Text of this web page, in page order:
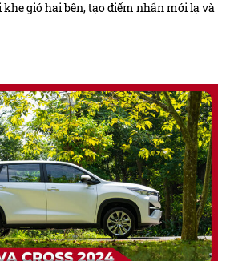
gió hai bên, tạo điểm nhấn mới lạ và